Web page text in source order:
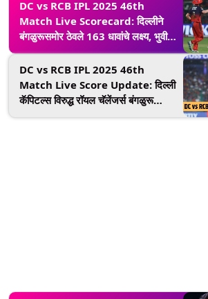
DC vs RCB IPL 2025 46th
Match Live Scorecard: दिल्लीने
बंगळुरूसमोर ठेवले 163 धावांचे लक्ष्य, भुवीने
घेतल्या 3 विकेट; तर केएल राहुलची 41
धावांची खेळी
DC vs RCB IPL 2025 46th
Match Live Score Update: दिल्ली
कॅपिटल्स विरुद्ध रॉयल चॅलेंजर्स बंगळुरू